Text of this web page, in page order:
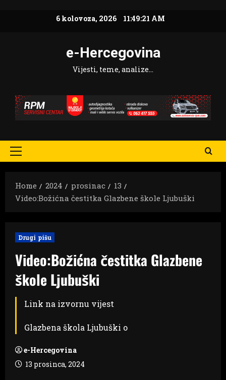
6 kolovoza, 2026 11:49:22 AM
e-Hercegovina
Vijesti, teme, analize…
Primary
Home
2024 prosinac
13
Video:Božićna čestitka Glazbene škole Ljubuški
Drugi pišu
Video:Božićna čestitka Glazbene
škole Ljubuški
Link na izvornu vijest
Glazbena škola Ljubuški o
e-Hercegovina
13 prosinca, 2024